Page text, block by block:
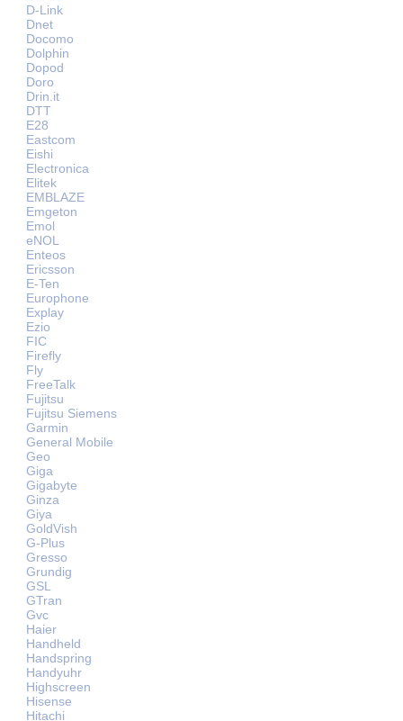
D-Link
Dnet
Docomo
Dolphin
Dopod
Doro
Drin.it
DTT
E28
Eastcom
Eishi
Electronica
Elitek
EMBLAZE
Emgeton
Emol
eNOL
Enteos
Ericsson
E-Ten
Europhone
Explay
Ezio
FIC
Firefly
Fly
FreeTalk
Fujitsu
Fujitsu Siemens
Garmin
General Mobile
Geo
Giga
Gigabyte
Ginza
Giya
GoldVish
G-Plus
Gresso
Grundig
GSL
GTran
Gvc
Haier
Handheld
Handspring
Handyuhr
Highscreen
Hisense
Hitachi